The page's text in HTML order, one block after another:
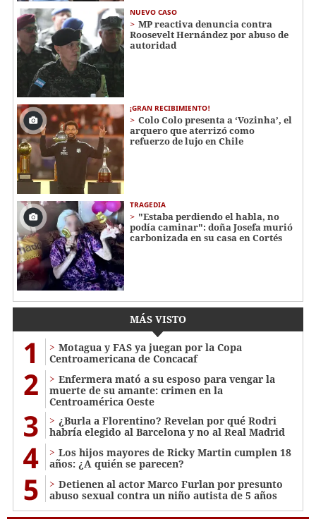
NUEVO CASO
MP reactiva denuncia contra
Roosevelt Hernández por abuso de
autoridad
¡GRAN RECIBIMIENTO!
Colo Colo presenta a ‘Vozinha’, el
arquero que aterrizó como
refuerzo de lujo en Chile
TRAGEDIA
"Estaba perdiendo el habla, no
podía caminar": doña Josefa murió
carbonizada en su casa en Cortés
MÁS VISTO
1
Motagua y FAS ya juegan por la Copa
Centroamericana de Concacaf
2
Enfermera mató a su esposo para vengar la
muerte de su amante: crimen en la
Centroamérica Oeste
3
¿Burla a Florentino? Revelan por qué Rodri
habría elegido al Barcelona y no al Real Madrid
4
Los hijos mayores de Ricky Martin cumplen 18
años: ¿A quién se parecen?
5
Detienen al actor Marco Furlan por presunto
abuso sexual contra un niño autista de 5 años